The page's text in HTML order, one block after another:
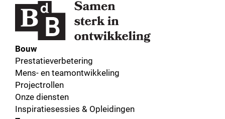
Bouw
Prestatieverbetering
Mens- en teamontwikkeling
Projectrollen
Onze diensten
Inspiratiesessies & Opleidingen